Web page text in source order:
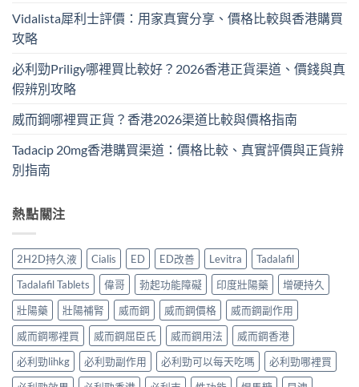
Vidalista犀利士評價：用家真實分享、價格比較與香港購買
攻略
必利勁Priligy哪裡買比較好？2026香港正貨渠道、價錢與真
假辨別攻略
威而鋼哪裡買正貨？香港2026渠道比較與價格指南
Tadacip 20mg香港購買渠道：價格比較、真實評價與正貨辨
別指南
熱點關注
2H2D持久液 Cialis ED ED改善 Levitra
Tadalafil
Tadalafil Tablets
偉哥 勃起功能障礙 印度壯陽藥
增硬持久
壯陽藥
壯陽補腎 威而鋼 威而鋼價格
威而鋼副作用
威而鋼哪裡買
威而鋼屈臣氏 威而鋼用法
威而鋼香港
必利勁lihkg
必利勁副作用 必利勁可以每天吃嗎
必利勁哪裡買